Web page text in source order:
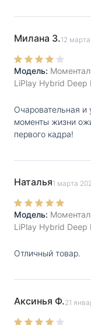
Милана З.12
Модель:
LiPlay Hybrid Deep
Очаровательная и
моменты жизни
первого кадра!
Наталья1 марта
Модель:
LiPlay Hybrid Deep
Отличный товар.
Аксинья Ф.21